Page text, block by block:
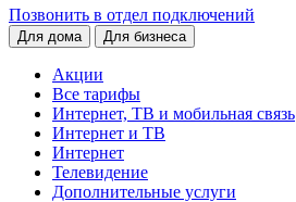
Позвонить в отдел подключений
Для дома Для бизнеса
Акции
Все тарифы
Интернет, ТВ и мобильная связь
Интернет и ТВ
Интернет
Телевидение
Дополнительные услуги